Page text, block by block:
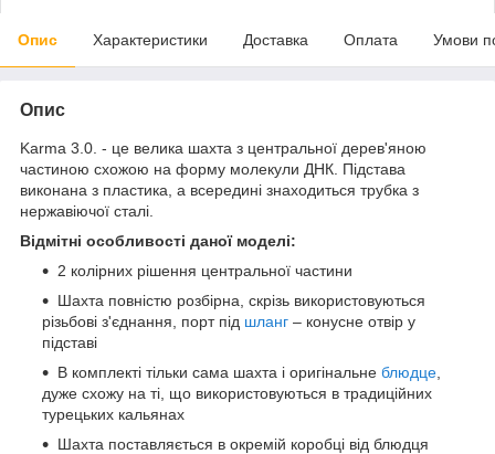
Опис Характеристики Доставка Оплата Умови
Опис
Karma 3.0. - це велика шахта з центральної дерев'яною
частиною схожою на форму молекули ДНК. Підстава
виконана з пластика, а всередині знаходиться трубка з
нержавіючої сталі.
Відмітні особливості даної моделі:
2 колірних рішення центральної частини
Шахта повністю розбірна, скрізь використовуються
різьбові з'єднання, порт під шланг – конусне отвір у
підставі
В комплекті тільки сама шахта і оригінальне блюдце
дуже схожу на ті, що використовуються в традиційних
турецьких кальянах
Шахта поставляється в окремій коробці від блюдця